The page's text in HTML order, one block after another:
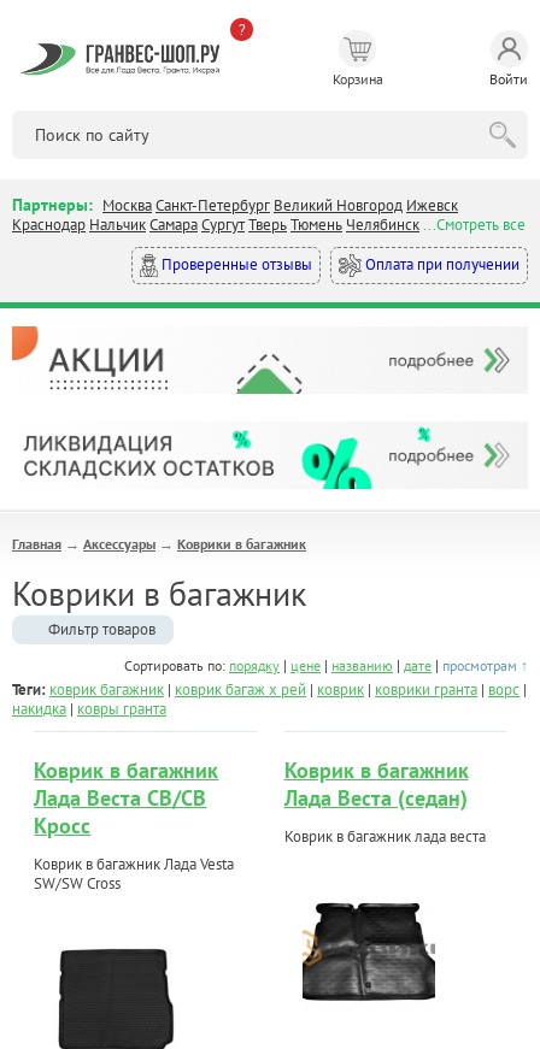
?
Корзина Войти
Партнеры: МоскваСанкт-Петербург Великий Новгород Ижевск
Краснодар НальчикСамараСургутТверьТюмень Челябинск...Смотреть все
Проверенные отзывы
Оплата при получении
Главная → Аксессуары → Коврики в багажник
Коврики в багажник
Фильтр товаров
Сортировать по: порядку | цене | названию | дате | просмотрам ↑
Теги: коврик багажник | коврик багаж х рей | коврик | коврики гранта | ворс |
накидка | ковры гранта
Коврик в багажник
Лада Веста СВ/СВ
Кросс
Коврик в багажник Лада Vesta
SW/SW Cross
Коврик в багажник
Лада Веста (седан)
Коврик в багажник лада веста